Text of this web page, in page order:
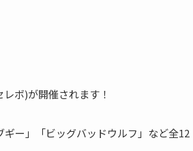
ボ)が開催されます！
ー」「ビッグバッドウルフ」など全12